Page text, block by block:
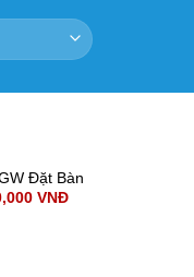
Đặt Bàn
VNĐ